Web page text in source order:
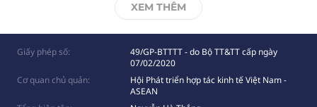
XEM THÊM
Giấy phép số:
49/GP-BTTTT - do Bộ TT&TT cấp ngày
07/02/2020
Cơ quan chủ quản:
Hội Phát triển hợp tác kinh tế Việt Nam -
ASEAN